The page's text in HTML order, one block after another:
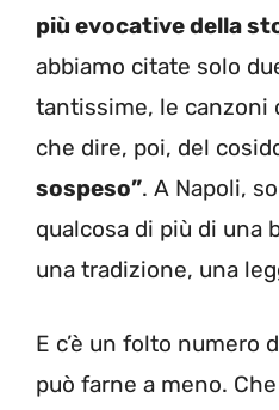
più evocative della
abbiamo citate solo
tantissime, le canzoni
che dire, poi, del
sospeso”. A Napoli,
qualcosa di più di una
una tradizione, una
E c’è un folto numero
può farne a meno.